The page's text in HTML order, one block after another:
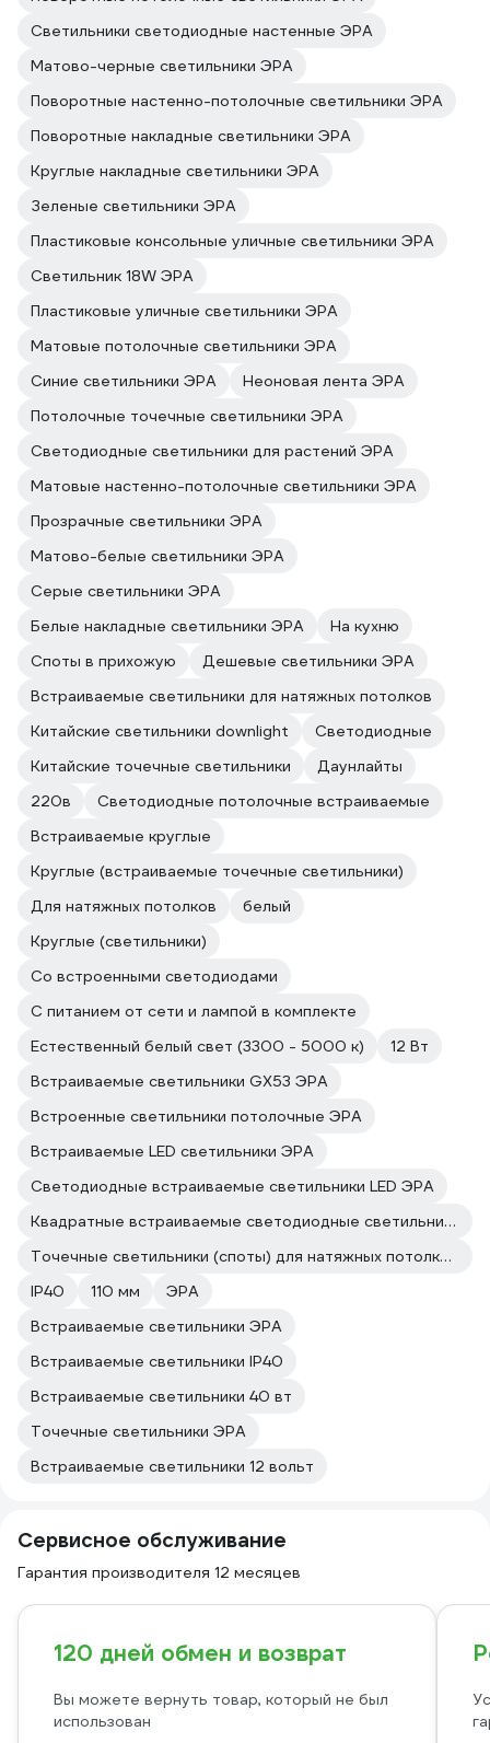
Светильники светодиодные настенные ЭРА
Матово-черные светильники ЭРА
Поворотные настенно-потолочные светильники ЭРА
Поворотные накладные светильники ЭРА
Круглые накладные светильники ЭРА
Зеленые светильники ЭРА
Пластиковые консольные уличные светильники ЭРА
Светильник 18W ЭРА
Пластиковые уличные светильники ЭРА
Матовые потолочные светильники ЭРА
Синие светильники ЭРА
Неоновая лента ЭРА
Потолочные точечные светильники ЭРА
Светодиодные светильники для растений ЭРА
Матовые настенно-потолочные светильники ЭРА
Прозрачные светильники ЭРА
Матово-белые светильники ЭРА
Серые светильники ЭРА
Белые накладные светильники ЭРА
На кухню
Споты в прихожую
Дешевые светильники ЭРА
Встраиваемые светильники для натяжных потолков
Китайские светильники downlight
Светодиодные
Китайские точечные светильники
Даунлайты
220в
Светодиодные потолочные встраиваемые
Встраиваемые круглые
Круглые (встраиваемые точечные светильники)
Для натяжных потолков
белый
Круглые (светильники)
Со встроенными светодиодами
С питанием от сети и лампой в комплекте
Естественный белый свет (3300 - 5000 к)
12 Вт
Встраиваемые светильники GX53 ЭРА
Встроенные светильники потолочные ЭРА
Встраиваемые LED светильники ЭРА
Светодиодные встраиваемые светильники LED ЭРА
Квадратные встраиваемые светодиодные светильники ЭРА
Точечные светильники (споты) для натяжных потолков ЭРА
IP40
110 мм
ЭРА
Встраиваемые светильники ЭРА
Встраиваемые светильники IP40
Встраиваемые светильники 40 вт
Точечные светильники ЭРА
Встраиваемые светильники 12 вольт
Сервисное обслуживание
Гарантия производителя 12 месяцев
120 дней обмен и возврат
Вы можете вернуть товар, который не был
использован